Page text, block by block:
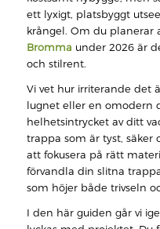
ett lyxigt, platsbyggt
krångel. Om du planerar
Bromma under 2026 är
och stilrent.
Vi vet hur irriterande det
lugnet eller en omodern
helhetsintrycket av ditt
trappa som är tyst, säker
att fokusera på rätt
förvandla din slitna
som höjer både trivseln
I den här guiden går vi